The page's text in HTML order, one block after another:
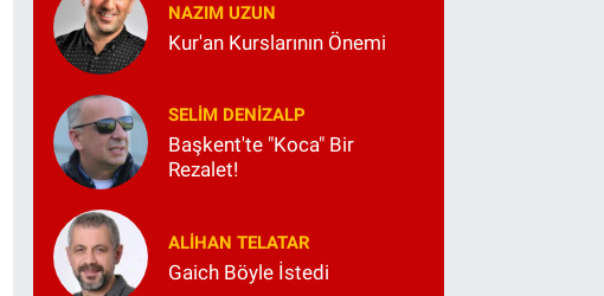
NAZIM UZUN
Kur'an Kurslarının Önemi
SELIM DENİZALP
Başkent'te "Koca" Bir
Rezalet!
ALIHAN TELATAR
Gaich Böyle İstedi